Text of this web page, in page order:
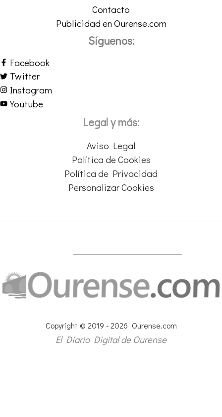
Contacto
Publicidad en Ourense.com
Síguenos:
Facebook
Twitter
Instagram
Youtube
Legal y más:
Aviso Legal
Política de Cookies
Política de Privacidad
Personalizar Cookies
Copyright © 2019 - 2026 Ourense.com
El Diario Digital de Ourense